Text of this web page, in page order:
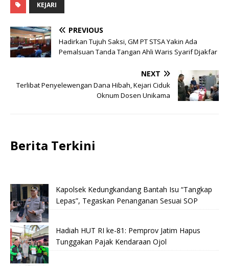
KEJARI
PREVIOUS
Hadirkan Tujuh Saksi, GM PT STSA Yakin Ada
Pemalsuan Tanda Tangan Ahli Waris Syarif Djakfar
NEXT
Terlibat Penyelewengan Dana Hibah, Kejari Ciduk
Oknum Dosen Unikama
Berita Terkini
Kapolsek Kedungkandang Bantah Isu “Tangkap
Lepas”, Tegaskan Penanganan Sesuai SOP
Hadiah HUT RI ke-81: Pemprov Jatim Hapus
Tunggakan Pajak Kendaraan Ojol